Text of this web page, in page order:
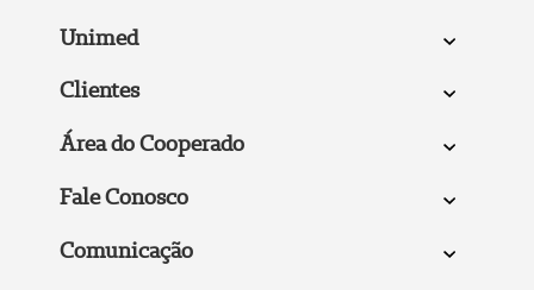
Unimed
Clientes
Área do Cooperado
Fale Conosco
Comunicação